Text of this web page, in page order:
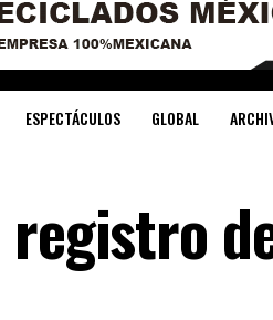
ESPECTÁCULOS GLOBAL
registro